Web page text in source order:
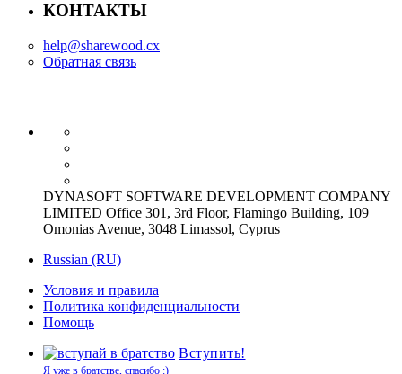
КОНТАКТЫ
help@sharewood.cx
Обратная связь
DYNASOFT SOFTWARE DEVELOPMENT COMPANY
LIMITED Office 301, 3rd Floor, Flamingo Building, 109
Omonias Avenue, 3048 Limassol, Cyprus
Russian (RU)
Условия и правила
Политика конфиденциальности
Помощь
Вступить!
Я уже в братстве, спасибо :)